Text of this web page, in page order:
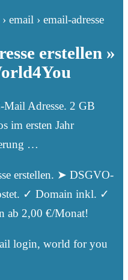
› email-adresse
erstellen »
Mail Adresse. 2 GB
im ersten Jahr
…
erstellen. ➤ DSGVO-
✓ Domain inkl. ✓
ab 2,00 €/Monat!
login, world for you